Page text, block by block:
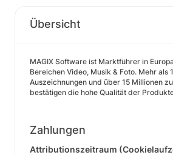
Übersicht
MAGIX Software ist Marktführer in
Bereichen Video, Musik & Foto. Mehr als
Auszeichnungen und über 15 Millionen
bestätigen die hohe Qualität der
Zahlungen
Attributionszeitraum